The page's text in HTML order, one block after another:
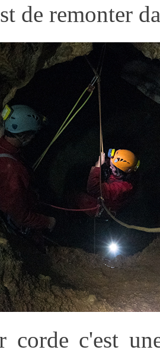
de remonter
corde c'est